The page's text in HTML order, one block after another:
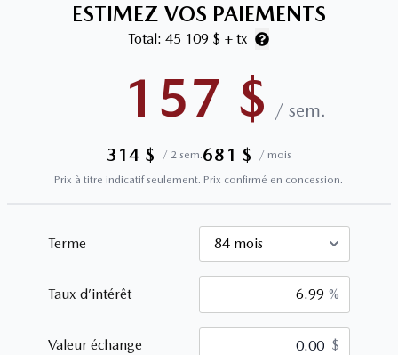
ESTIMEZ VOS PAIEMENTS
Total: 45 109 $ + tx
157 $ / sem.
314 $ / 2 sem.681 $ / mois
Prix à titre indicatif seulement. Prix confirmé en concession.
Terme
Taux d’intérêt %
Valeur échange $ $